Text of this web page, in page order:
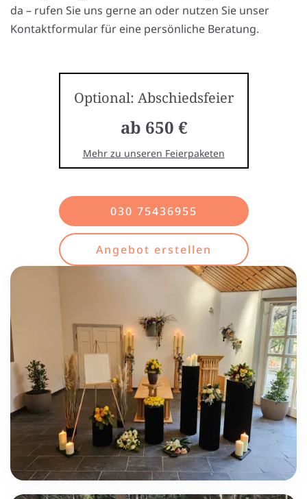
da – rufen Sie uns gerne an oder nutzen Sie unser
Kontaktformular für eine persönliche Beratung.
Optional: Abschiedsfeier
ab 650 €
Mehr zu unseren Feierpaketen
030 75436955
Angebot erstellen